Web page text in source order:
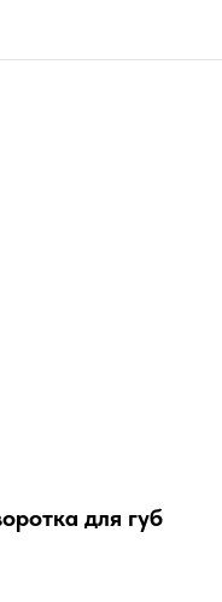
для губ